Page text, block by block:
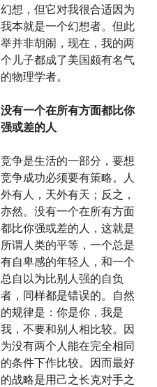
幻想，但它对我很合适因为
我本就是一个幻想者。但此
举并非胡闹，现在，我的两
个儿子都成了美国颇有名气
的物理学者。
没有一个在所有方面都比你
强或差的人
竞争是生活的一部分，要想
竞争成功必须要有策略。人
外有人，天外有天；反之，
亦然。没有一个在所有方面
都比你强或差的人，这就是
所谓人类的平等，一个总是
有自卑感的年轻人，和一个
总自以为比别人强的自负
者，同样都是错误的。自然
的规律是：你是你，我是
我，不要和别人相比较。因
为没有两个人能在完全相同
的条件下作比较。因而最好
的战略是用己之长克对手之